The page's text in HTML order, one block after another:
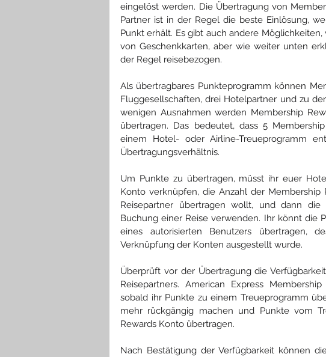
eingelöst werden. Die Übertragung von
Partner ist in der Regel die beste Einlösung,
Punkt erhält. Es gibt auch andere
von Geschenkkarten, aber wie weiter unten
der Regel reisebezogen.
Als übertragbares Punkteprogramm können
Fluggesellschaften, drei Hotelpartner und zu
wenigen Ausnahmen werden Membership
übertragen. Das bedeutet, dass 5
einem Hotel- oder Airline-Treueprogramm
Übertragungsverhältnis.
Um Punkte zu übertragen, müsst ihr euer
Konto verknüpfen, die Anzahl der
Reisepartner übertragen wollt, und dann
Buchung einer Reise verwenden. Ihr könnt die
eines autorisierten Benutzers übertragen,
Verknüpfung der Konten ausgestellt wurde.
Überprüft vor der Übertragung die
Reisepartners. American Express
sobald ihr Punkte zu einem Treueprogramm
mehr rückgängig machen und Punkte vom
Rewards Konto übertragen.
Nach Bestätigung der Verfügbarkeit können